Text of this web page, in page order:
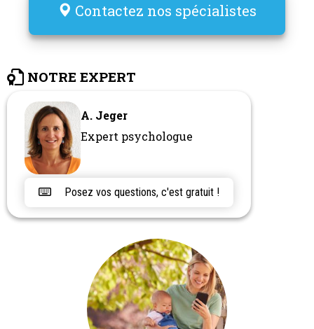
Contactez nos spécialistes
NOTRE EXPERT
A. Jeger
Expert psychologue
Posez vos questions, c'est gratuit !